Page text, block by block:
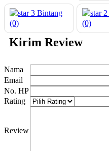
3 Bintang
(0)
2
(0)
Kirim Review
Nama
Email
No. HP
Rating
Review